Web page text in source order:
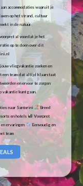
accommodaties waaruit je
op het strand, cultuur
in de natuur.
al voordat je het
op te doen over dit
vliegvakantie zoeken en
een team dat altijd klaarstaat
en ervoor te zorgen
vakantie kunt gaan.
naar Santorini
Breed
en hotels
Voorpret
ervaringen
Eenvoudig en
team